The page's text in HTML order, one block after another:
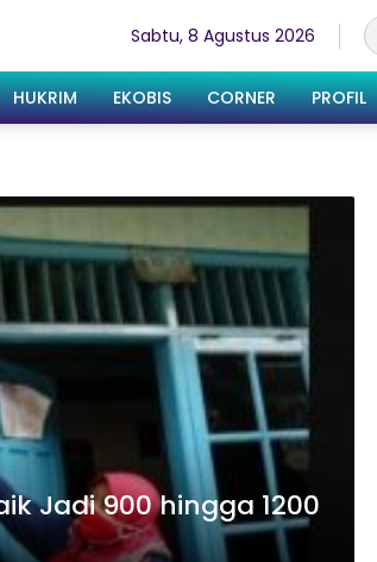
Sabtu, 8 Agustus 2026
HUKRIM EKOBIS CORNER PROFIL
Jadi 900 hingga 1200